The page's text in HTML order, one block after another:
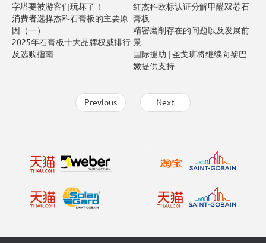
字塔要被游客们玩坏了！
消费者选择杰科石膏板的主要原
因（一）
2025年石膏板十大品牌权威排行
及选购指南
红杰科欧标认证分解甲醛双芯石
膏板
精密磨削存在的问题以及发展前
景
国际援助 | 圣戈班将继续向黎巴
嫩提供支持
Previous Next